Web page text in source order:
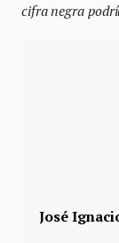
cifra negra
José